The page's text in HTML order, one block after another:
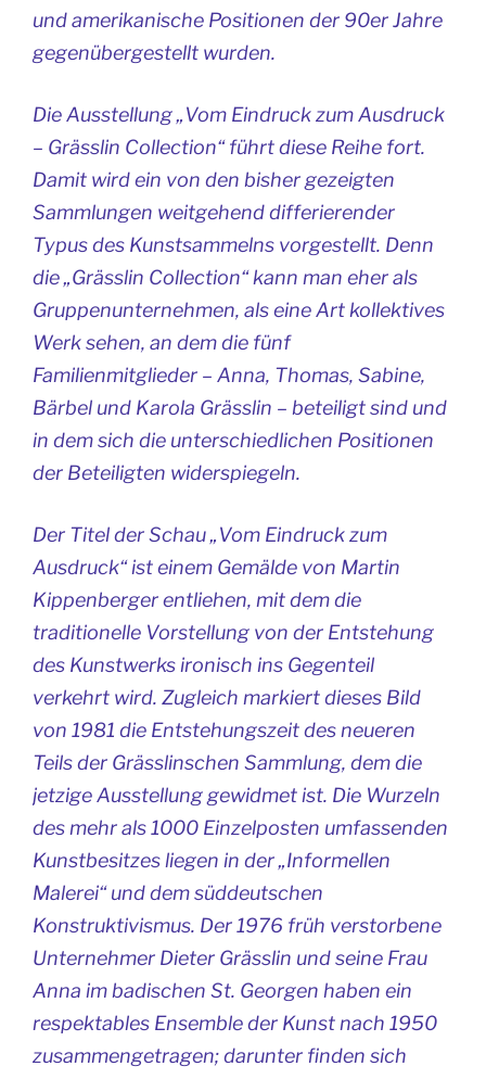
und amerikanische Positionen der 90er Jahre
gegenübergestellt wurden.
Die Ausstellung „Vom Eindruck zum Ausdruck
– Grässlin Collection“ führt diese Reihe fort.
Damit wird ein von den bisher gezeigten
Sammlungen weitgehend differierender
Typus des Kunstsammelns vorgestellt. Denn
die „Grässlin Collection“ kann man eher als
Gruppenunternehmen, als eine Art kollektives
Werk sehen, an dem die fünf
Familienmitglieder – Anna, Thomas, Sabine,
Bärbel und Karola Grässlin – beteiligt sind und
in dem sich die unterschiedlichen Positionen
der Beteiligten widerspiegeln.
Der Titel der Schau „Vom Eindruck zum
Ausdruck“ ist einem Gemälde von Martin
Kippenberger entliehen, mit dem die
traditionelle Vorstellung von der Entstehung
des Kunstwerks ironisch ins Gegenteil
verkehrt wird. Zugleich markiert dieses Bild
von 1981 die Entstehungszeit des neueren
Teils der Grässlinschen Sammlung, dem die
jetzige Ausstellung gewidmet ist. Die Wurzeln
des mehr als 1000 Einzelposten umfassenden
Kunstbesitzes liegen in der „Informellen
Malerei“ und dem süddeutschen
Konstruktivismus. Der 1976 früh verstorbene
Unternehmer Dieter Grässlin und seine Frau
Anna im badischen St. Georgen haben ein
respektables Ensemble der Kunst nach 1950
zusammengetragen; darunter finden sich